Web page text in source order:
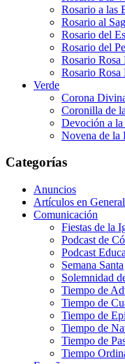
Rosario a las
Rosario al
Rosario del
Rosario del
Rosario Rosa
Rosario Rosa
Verde
Corona
Coronilla de
Devoción a
Novena de la
Categorías
Anuncios
Artículos en General
Comunicación
Fiestas de la
Podcast de
Podcast
Semana Santa
Solemnidad
Tiempo de
Tiempo de
Tiempo de
Tiempo de
Tiempo de
Tiempo